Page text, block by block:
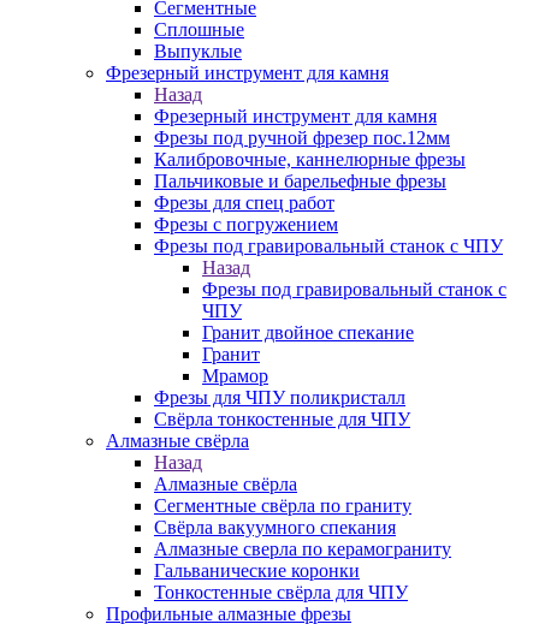
Сегментные
Сплошные
Выпуклые
Фрезерный инструмент для камня
Назад
Фрезерный инструмент для камня
Фрезы под ручной фрезер пос.12мм
Калибровочные, каннелюрные фрезы
Пальчиковые и барельефные фрезы
Фрезы для спец работ
Фрезы с погружением
Фрезы под гравировальный станок с ЧПУ
Назад
Фрезы под гравировальный станок с
ЧПУ
Гранит двойное спекание
Гранит
Мрамор
Фрезы для ЧПУ поликристалл
Свёрла тонкостенные для ЧПУ
Алмазные свёрла
Назад
Алмазные свёрла
Сегментные свёрла по граниту
Свёрла вакуумного спекания
Алмазные сверла по керамограниту
Гальванические коронки
Тонкостенные свёрла для ЧПУ
Профильные алмазные фрезы